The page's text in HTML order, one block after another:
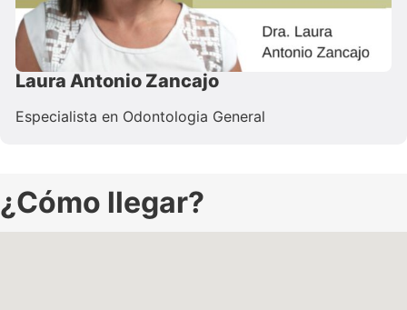
Laura Antonio Zancajo
Especialista en Odontologia General
¿Cómo llegar?